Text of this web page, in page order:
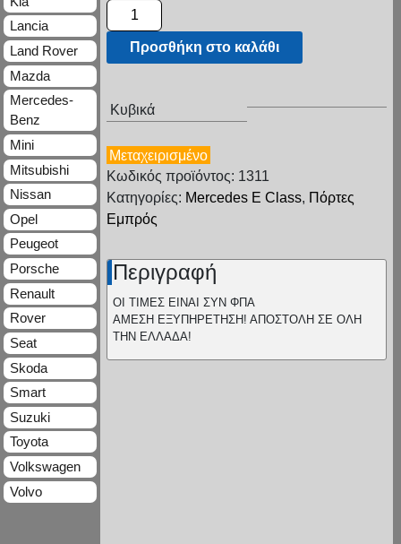
Προσθήκη στο καλάθι
Κυβικά
Μεταχειρισμένο
Κωδικός προϊόντος: 1311
Κατηγορίες: Mercedes E Class, Πόρτες
Εμπρός
Περιγραφή
ΟΙ ΤΙΜΕΣ ΕΙΝΑΙ ΣΥΝ ΦΠΑ
ΑΜΕΣΗ ΕΞΥΠΗΡΕΤΗΣΗ! ΑΠΟΣΤΟΛΗ ΣΕ ΟΛΗ
ΤΗΝ ΕΛΛΑΔΑ!
Lancia
Land Rover
Mazda
Mercedes-
Benz
Mini
Mitsubishi
Nissan
Opel
Peugeot
Porsche
Renault
Rover
Seat
Skoda
Smart
Suzuki
Toyota
Volkswagen
Volvo